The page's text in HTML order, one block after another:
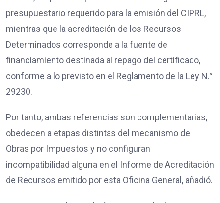
presupuestario requerido para la emisión del CIPRL,
mientras que la acreditación de los Recursos
Determinados corresponde a la fuente de
financiamiento destinada al repago del certificado,
conforme a lo previsto en el Reglamento de la Ley N.°
29230.
Por tanto, ambas referencias son complementarias,
obedecen a etapas distintas del mecanismo de
Obras por Impuestos y no configuran
incompatibilidad alguna en el Informe de Acreditación
de Recursos emitido por esta Oficina General, añadió.